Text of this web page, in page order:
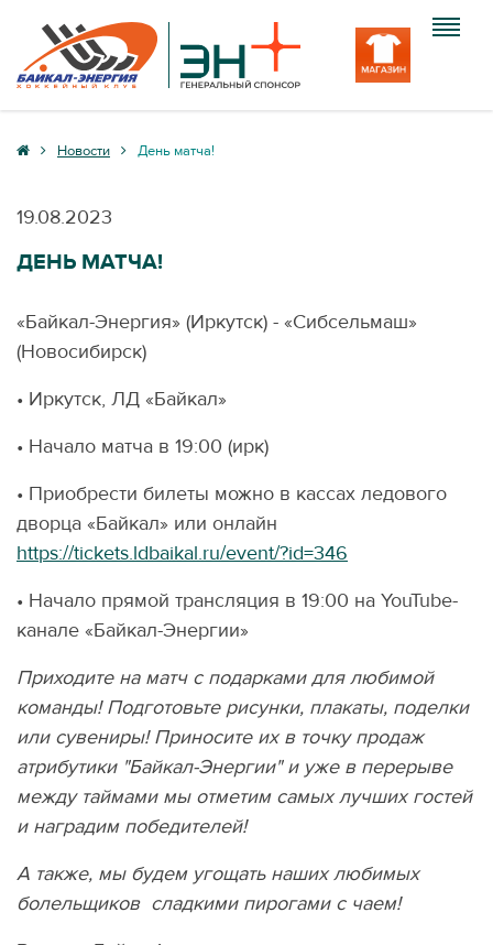
Клуб
Вход
Новости День матча!
19.08.2023
ДЕНЬ МАТЧА!
«Байкал-Энергия» (Иркутск) - «Сибсельмаш»
(Новосибирск)
• Иркутск, ЛД «Байкал»
• Начало матча в 19:00 (ирк)
• Приобрести билеты можно в кассах ледового
дворца «Байкал» или онлайн
https://tickets.ldbaikal.ru/event/?id=346
• Начало прямой трансляция в 19:00 на YouTube-
канале «Байкал-Энергии»
Приходите на матч с подарками для любимой
команды! Подготовьте рисунки, плакаты, поделки
или сувениры! Приносите их в точку продаж
атрибутики "Байкал-Энергии" и уже в перерыве
между таймами мы отметим самых лучших гостей
и наградим победителей!
А также, мы будем угощать наших любимых
болельщиков сладкими пирогами с чаем!